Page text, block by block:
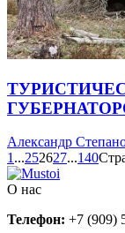
Александр
1 ...252627...140
О нас
Телефон: +7 (909)